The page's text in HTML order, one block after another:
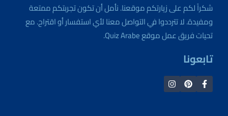
شكراً لكم على زيارتكم موقعنا. نأمل أن تكون تجربتكم ممتعة
ومفيدة. لا تترددوا في التواصل معنا لأي استفسار أو اقتراح. مع
تحيات فريق عمل موقع Quiz Arabe.
تابعونا